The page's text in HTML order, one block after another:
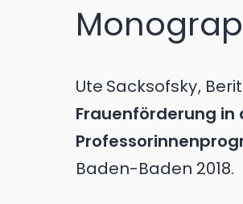
Ute Sacksofsky, Berit
Frauenförderung in
Baden-Baden 2018.